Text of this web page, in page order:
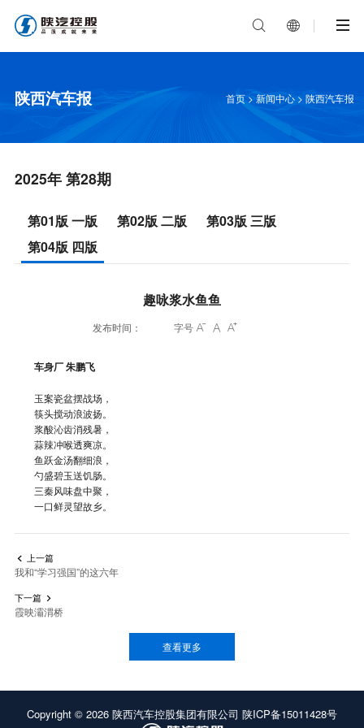
 
陕西汽车报 首页 > 新闻中心 > 陕西汽车报
2025年 第28期
第01版 一版 第02版 二版
第03版 三版
第04版 四版
趣咏浆水鱼鱼
发布时间： 字号   
车身厂 朱鹏飞
玉案瓷盆摆战场，
筷头搅动浪波扬。
浆酸沁齿消残暑，
蒜辣冲喉透爽凉。
鱼跃金汤翻细浪，
勺盛碧玉送饥肠。
三秦风味盘中聚，
一口鲜灵望故乡。
 上一篇
我和“学习强国”的这六年
下一篇 
霞映灞渭桥
查看更多
Copyright © 2026 陕西汽车控股集团有限公司 陕ICP备15011428号